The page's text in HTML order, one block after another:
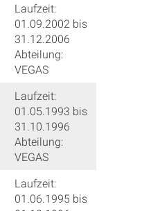
Laufzeit:
01.09.2002 bis
31.12.2006
Abteilung:
VEGAS
Laufzeit:
01.05.1993 bis
31.10.1996
Abteilung:
VEGAS
Laufzeit:
01.06.1995 bis